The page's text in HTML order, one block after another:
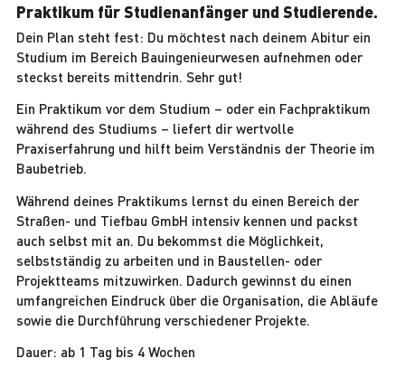
Praktikum für Studienanfänger und Studierende.
Dein Plan steht fest: Du möchtest nach deinem Abitur ein
Studium im Bereich Bauingenieurwesen aufnehmen oder
steckst bereits mittendrin. Sehr gut!
Ein Praktikum vor dem Studium – oder ein Fachpraktikum
während des Studiums – liefert dir wertvolle
Praxiserfahrung und hilft beim Verständnis der Theorie im
Baubetrieb.
Während deines Praktikums lernst du einen Bereich der
Straßen- und Tiefbau GmbH intensiv kennen und packst
auch selbst mit an. Du bekommst die Möglichkeit,
selbstständig zu arbeiten und in Baustellen- oder
Projektteams mitzuwirken. Dadurch gewinnst du einen
umfangreichen Eindruck über die Organisation, die Abläufe
sowie die Durchführung verschiedener Projekte.
Dauer: ab 1 Tag bis 4 Wochen